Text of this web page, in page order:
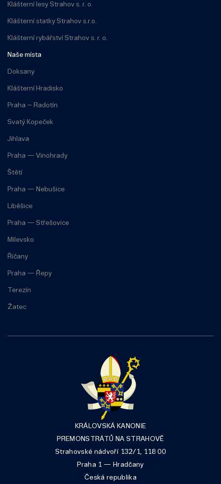
Klášterní lesy Strahov s. r. o.
Klášterní statky Strahov s.r.o.
Klášterní rybářství Strahov s. r. o.
KRÁLOVSKÁ KANONIE
PREMONSTRÁTŮ NA STRAHOVĚ
Strahovské nádvoří 132/1, 118 00
Praha 1 — Hradčany
Česká republika
Naše místa
Doksany
Klášterní Hradisko
Praha – Radotín
Svatý Kopeček
Jihlava
Praha — Vinohrady
Štětí
Praha — Nebušice
Liběšice
Praha — Střešovice
Milevsko
Říčany
Praha — Řepy
Terezín
Žatec